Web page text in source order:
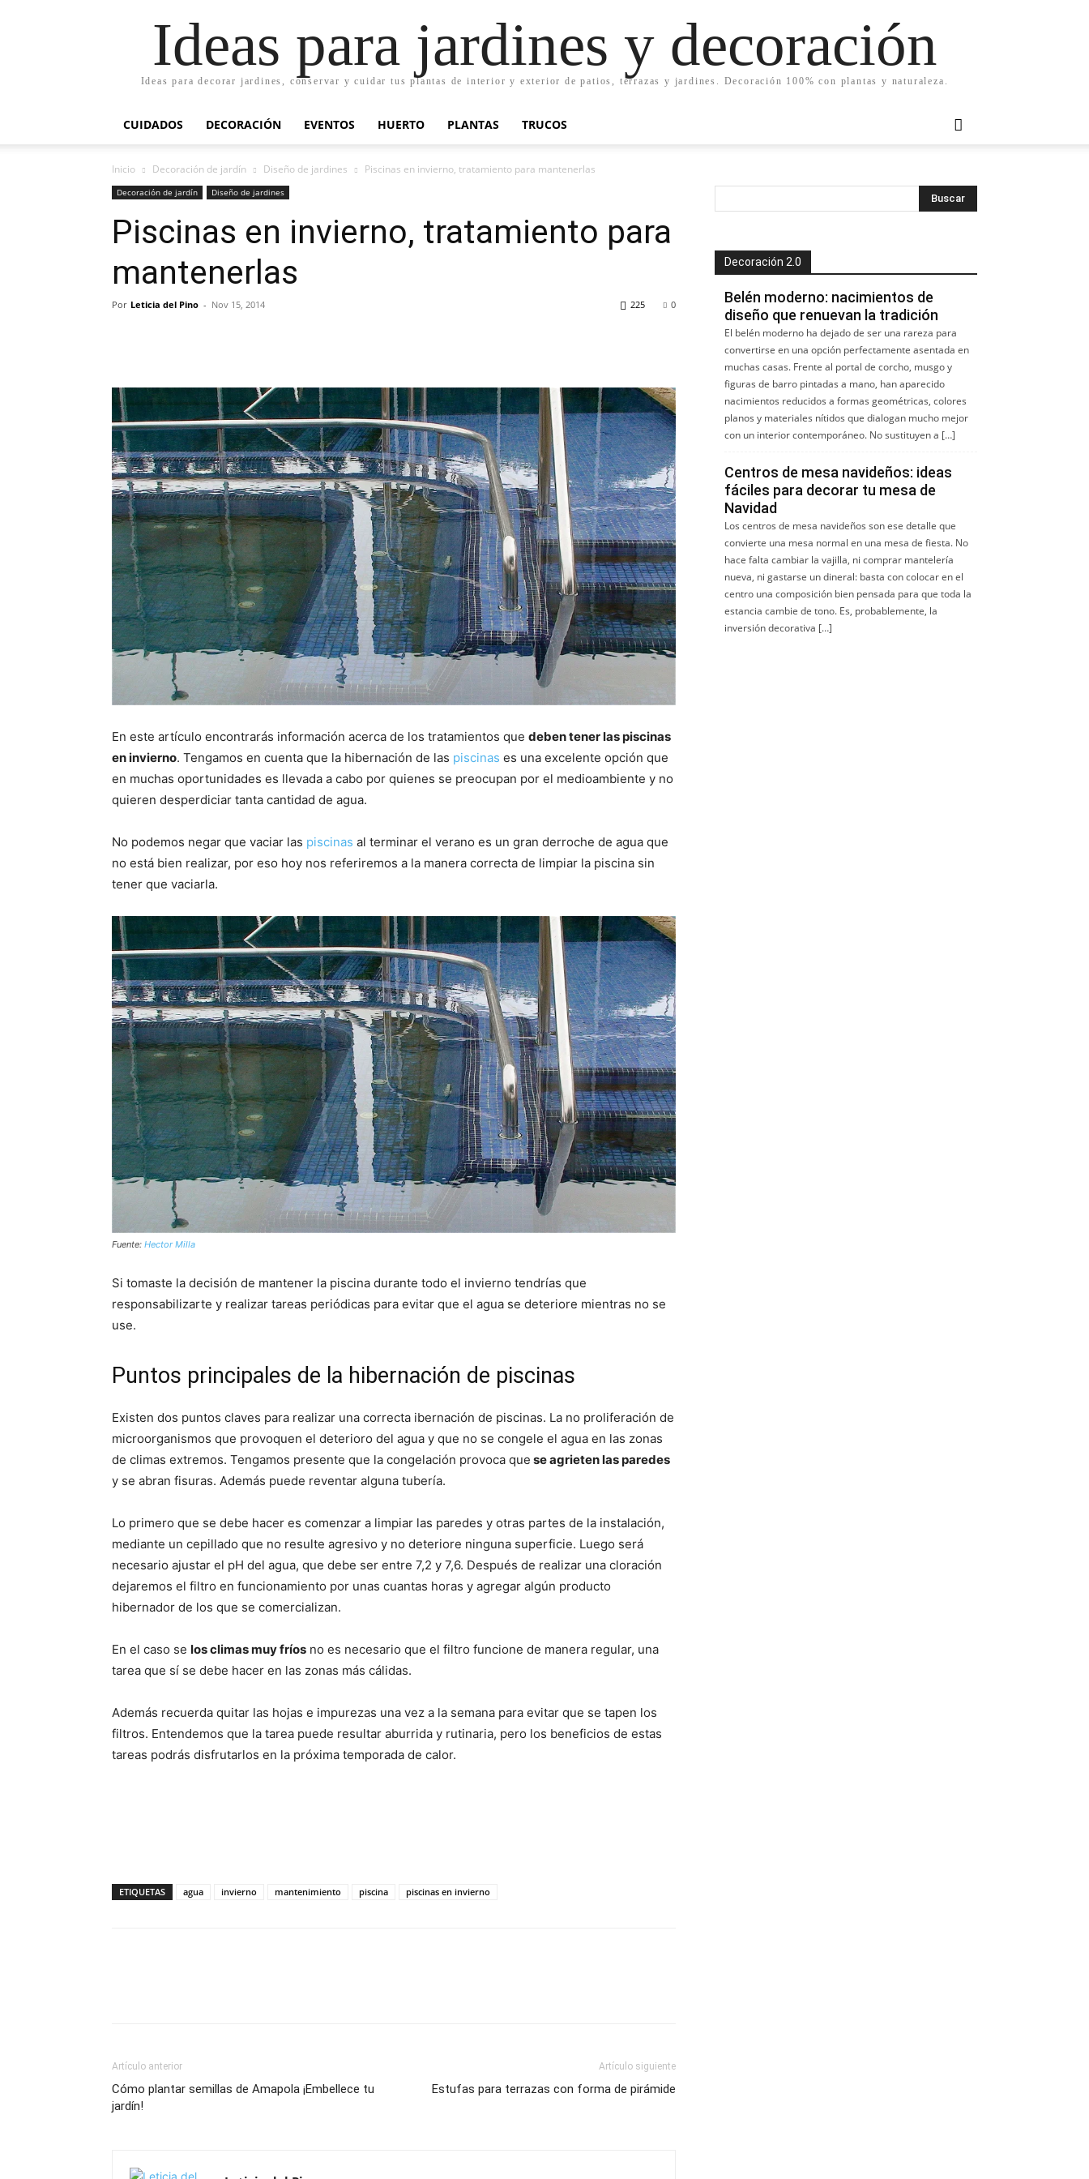
Ideas para jardines y decoración
Ideas para decorar jardines, conservar y cuidar tus plantas de interior y exterior de patios, terrazas y jardines. Decoración 100% con plantas y naturaleza.
CUIDADOS DECORACIÓN EVENTOS HUERTO PLANTAS TRUCOS
Inicio Decoración de jardín Diseño de jardines Piscinas en invierno, tratamiento para mantenerlas
Decoración de jardín Diseño de jardines
Piscinas en invierno, tratamiento para
mantenerlas
Por Leticia del Pino - Nov 15, 2014 0
225
En este artículo encontrarás información acerca de los tratamientos que deben tener las piscinas
en invierno. Tengamos en cuenta que la hibernación de las piscinas es una excelente opción que
en muchas oportunidades es llevada a cabo por quienes se preocupan por el medioambiente y no
quieren desperdiciar tanta cantidad de agua.
No podemos negar que vaciar las piscinas al terminar el verano es un gran derroche de agua que
no está bien realizar, por eso hoy nos referiremos a la manera correcta de limpiar la piscina sin
tener que vaciarla.
Fuente: Hector Milla
Si tomaste la decisión de mantener la piscina durante todo el invierno tendrías que
responsabilizarte y realizar tareas periódicas para evitar que el agua se deteriore mientras no se
use.
Puntos principales de la hibernación de piscinas
Existen dos puntos claves para realizar una correcta ibernación de piscinas. La no proliferación de
microorganismos que provoquen el deterioro del agua y que no se congele el agua en las zonas
de climas extremos. Tengamos presente que la congelación provoca que se agrieten las paredes
y se abran fisuras. Además puede reventar alguna tubería.
Lo primero que se debe hacer es comenzar a limpiar las paredes y otras partes de la instalación,
mediante un cepillado que no resulte agresivo y no deteriore ninguna superficie. Luego será
necesario ajustar el pH del agua, que debe ser entre 7,2 y 7,6. Después de realizar una cloración
dejaremos el filtro en funcionamiento por unas cuantas horas y agregar algún producto
hibernador de los que se comercializan.
En el caso se los climas muy fríos no es necesario que el filtro funcione de manera regular, una
tarea que sí se debe hacer en las zonas más cálidas.
Además recuerda quitar las hojas e impurezas una vez a la semana para evitar que se tapen los
filtros. Entendemos que la tarea puede resultar aburrida y rutinaria, pero los beneficios de estas
tareas podrás disfrutarlos en la próxima temporada de calor.
ETIQUETAS agua invierno mantenimiento piscina piscinas en invierno
Artículo anterior
Cómo plantar semillas de Amapola ¡Embellece tu
jardín!
Artículo siguiente
Estufas para terrazas con forma de pirámide
Decoración 2.0
Belén moderno: nacimientos de
diseño que renuevan la tradición
El belén moderno ha dejado de ser una rareza para
convertirse en una opción perfectamente asentada en
muchas casas. Frente al portal de corcho, musgo y
figuras de barro pintadas a mano, han aparecido
nacimientos reducidos a formas geométricas, colores
planos y materiales nítidos que dialogan mucho mejor
con un interior contemporáneo. No sustituyen a […]
Centros de mesa navideños: ideas
fáciles para decorar tu mesa de
Navidad
Los centros de mesa navideños son ese detalle que
convierte una mesa normal en una mesa de fiesta. No
hace falta cambiar la vajilla, ni comprar mantelería
nueva, ni gastarse un dineral: basta con colocar en el
centro una composición bien pensada para que toda la
estancia cambie de tono. Es, probablemente, la
inversión decorativa […]